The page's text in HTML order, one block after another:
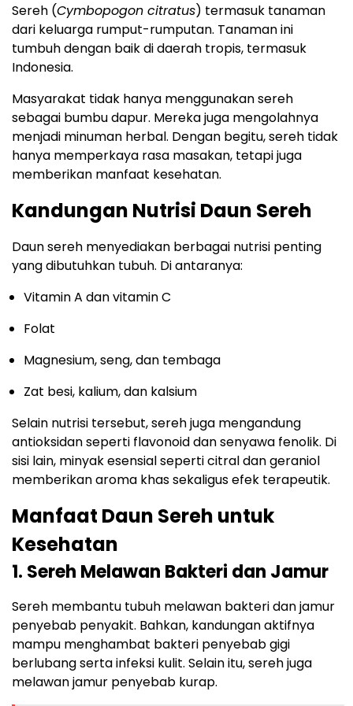
Sereh (Cymbopogon citratus) termasuk tanaman
dari keluarga rumput-rumputan. Tanaman ini
tumbuh dengan baik di daerah tropis, termasuk
Indonesia.
Masyarakat tidak hanya menggunakan sereh
sebagai bumbu dapur. Mereka juga mengolahnya
menjadi minuman herbal. Dengan begitu, sereh tidak
hanya memperkaya rasa masakan, tetapi juga
memberikan manfaat kesehatan.
Kandungan Nutrisi Daun Sereh
Daun sereh menyediakan berbagai nutrisi penting
yang dibutuhkan tubuh. Di antaranya:
Vitamin A dan vitamin C
Folat
Magnesium, seng, dan tembaga
Zat besi, kalium, dan kalsium
Selain nutrisi tersebut, sereh juga mengandung
antioksidan seperti flavonoid dan senyawa fenolik. Di
sisi lain, minyak esensial seperti citral dan geraniol
memberikan aroma khas sekaligus efek terapeutik.
Manfaat Daun Sereh untuk
Kesehatan
1. Sereh Melawan Bakteri dan Jamur
Sereh membantu tubuh melawan bakteri dan jamur
penyebab penyakit. Bahkan, kandungan aktifnya
mampu menghambat bakteri penyebab gigi
berlubang serta infeksi kulit. Selain itu, sereh juga
melawan jamur penyebab kurap.